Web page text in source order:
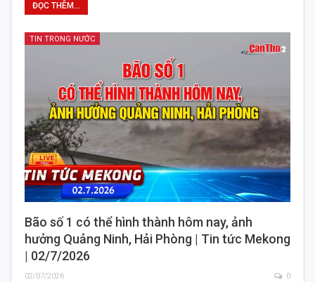
ĐỌC THÊM...
TIN TRONG NƯỚC
Bão số 1 có thể hình thành hôm nay, ảnh
hưởng Quảng Ninh, Hải Phòng | Tin tức Mekong
| 02/7/2026
02/07/2026 0